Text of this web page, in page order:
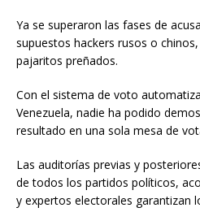
Ya se superaron las fases de
supuestos hackers rusos o
pajaritos preñados.
Con el sistema de voto
Venezuela, nadie ha podido
resultado en una sola mesa de
Las auditorías previas y
de todos los partidos políticos,
y expertos electorales garantizan